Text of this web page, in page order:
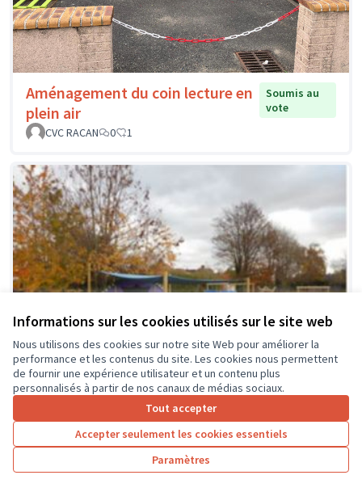
Informations sur les cookies utilisés sur le site web
Nous utilisons des cookies sur notre site Web pour améliorer la
performance et les contenus du site. Les cookies nous permettent
de fournir une expérience utilisateur et un contenu plus
personnalisés à partir de nos canaux de médias sociaux.
Tout accepter
Accepter seulement les cookies essentiels
Paramètres
Aménagement du coin lecture en
plein air
Soumis au
vote
CVC RACAN
0 1
La classe en dehors des murs
Soumis au vote
0